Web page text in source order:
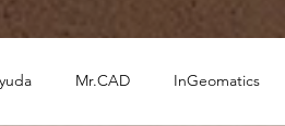
Mr.CAD InGeomatics